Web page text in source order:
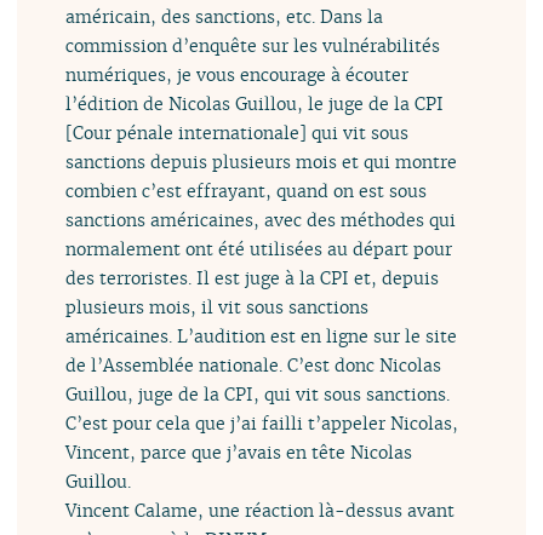
américain, des sanctions, etc. Dans la
commission d’enquête sur les vulnérabilités
numériques, je vous encourage à écouter
l’édition de Nicolas Guillou, le juge de la CPI
[Cour pénale internationale] qui vit sous
sanctions depuis plusieurs mois et qui montre
combien c’est effrayant, quand on est sous
sanctions américaines, avec des méthodes qui
normalement ont été utilisées au départ pour
des terroristes. Il est juge à la CPI et, depuis
plusieurs mois, il vit sous sanctions
américaines. L’audition est en ligne sur le site
de l’Assemblée nationale. C’est donc Nicolas
Guillou, juge de la CPI, qui vit sous sanctions.
C’est pour cela que j’ai failli t’appeler Nicolas,
Vincent, parce que j’avais en tête Nicolas
Guillou.
Vincent Calame, une réaction là-dessus avant